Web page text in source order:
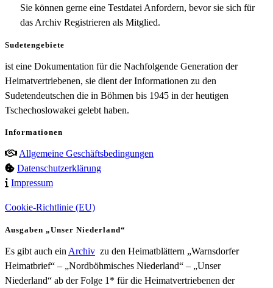
Sie können gerne eine Testdatei Anfordern, bevor sie sich für
das Archiv Registrieren als Mitglied.
Sudetengebiete
ist eine Dokumentation für die Nachfolgende Generation der
Heimatvertriebenen, sie dient der Informationen zu den
Sudetendeutschen die in Böhmen bis 1945 in der heutigen
Tschechoslowakei gelebt haben.
Informationen
Allgemeine Geschäftsbedingungen
Datenschutzerklärung
Impressum
Cookie-Richtlinie (EU)
Ausgaben „Unser Niederland“
Es gibt auch ein Archiv zu den Heimatblättern „Warnsdorfer
Heimatbrief“ – „Nordböhmisches Niederland“ – „Unser
Niederland“ ab der Folge 1* für die Heimatvertriebenen der